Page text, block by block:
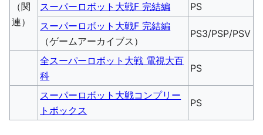
（関
連）
スーパーロボット大戦F 完結編
PS
スーパーロボット大戦F 完結編
（ゲームアーカイブス）
PS3/PSP/PSV
全スーパーロボット大戦 電視大百
科
PS
スーパーロボット大戦コンプリー
トボックス
PS